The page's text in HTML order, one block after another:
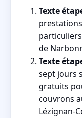
Texte
de
Texte
sept jours
gratuits
couvrons
Lézignan-